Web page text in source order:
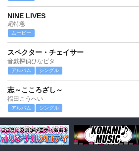
NINE LIVES
超特急
ムービー
スペクター・チェイサー
音戯探偵ひなビタ
アルバム シングル
志～こころざし～
福田こうへい
アルバム シングル